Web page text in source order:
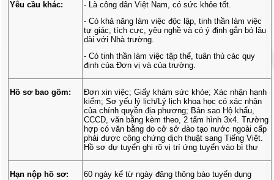
Yêu cầu khác:
- Là công dân Việt Nam, có sức khỏe tốt.
- Có khả năng làm việc độc lập, tinh thần làm việc
tự giác, tích cực, yêu nghề và có ý định gắn bó lâu
dài với Nhà trường.
- Có tinh thần làm việc tập thể, tuân thủ các quy
định của Đơn vị và của trường.
Hồ sơ bao gồm:
Đơn xin việc; Giấy khám sức khỏe; Xác nhận hạnh
kiểm; Sơ yếu lý lịch/Lý lịch khoa học có xác nhận
của chính quyền địa phương; Bản sao Hộ khẩu,
CCCD, văn bằng kèm theo, 2 tấm hình 3x4. Trường
hợp có văn bằng do cở sở đào tạo nước ngoài cấp
phải được công chứng dịch thuật sang Tiếng Việt.
Hồ sơ dự tuyển ghi rõ vị trí ứng tuyển vào bì thư
Hạn nộp hồ sơ: 60 ngày kể từ ngày đăng thông báo tuyển dụng